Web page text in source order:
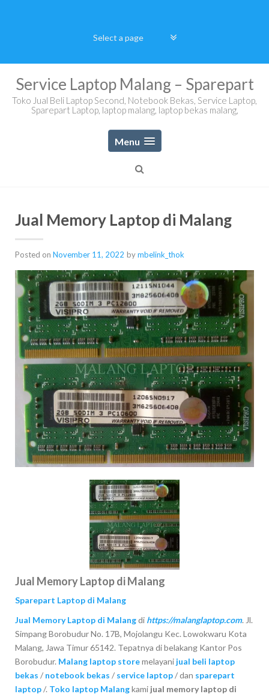
Service Laptop Malang – Sparepart
Toko Jual Beli Laptop Second, Notebook Bekas, Service Laptop,
Sparepart Laptop, laptop malang, laptop bekas malang,
Menu
Jual Memory Laptop di Malang
Posted on November 11, 2022 bymbelink_thok
Jual Memory Laptop di Malang
Sparepart Laptop di Malang
Jual Memory Laptop di Malangdi https://malanglaptop.com. Jl.
Simpang Borobudur No. 17B, Mojolangu Kec. Lowokwaru Kota
Malang, Jawa Timur 65142. Tepatnya di belakang Kantor Pos
Borobudur. Malang laptop storemelayani jual beli laptop
bekas / notebook bekas / service laptop/ dan sparepart
laptop/. Toko laptop Malangkami jual memory laptop di